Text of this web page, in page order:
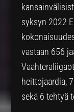
syksyn 2022
vastaan 656
heittojaardia,
sekä 6 tehtyä